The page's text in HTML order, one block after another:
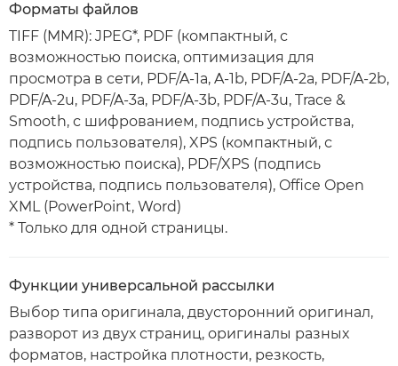
Форматы файлов
TIFF (MMR): JPEG*, PDF (компактный, с
возможностью поиска, оптимизация для
просмотра в сети, PDF/A-1a, A-1b, PDF/A-2a, PDF/A-2b,
PDF/A-2u, PDF/A-3a, PDF/A-3b, PDF/A-3u, Trace &
Smooth, с шифрованием, подпись устройства,
подпись пользователя), XPS (компактный, с
возможностью поиска), PDF/XPS (подпись
устройства, подпись пользователя), Office Open
XML (PowerPoint, Word)
* Только для одной страницы.
Функции универсальной рассылки
Выбор типа оригинала, двусторонний оригинал,
разворот из двух страниц, оригиналы разных
форматов, настройка плотности, резкость,